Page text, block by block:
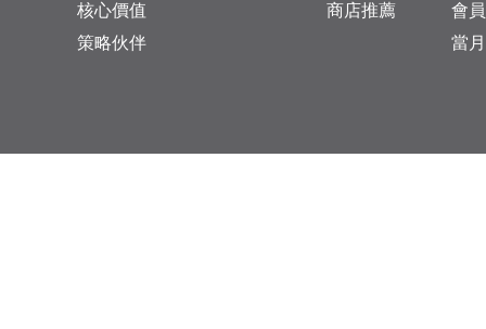
核心價值
策略伙伴
商店推薦
會
當